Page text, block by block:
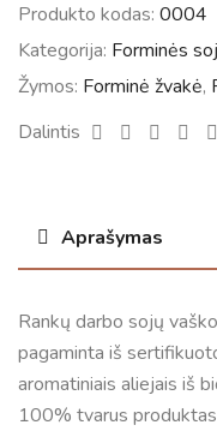
Produkto kodas: 0004
Kategorija: Forminės
Žymos: Forminė žvakė,
Dalintis
Facebook
Twitter
Aprašymas
Rankų darbo sojų
pagaminta iš
aromatiniais aliejais iš
100% tvarus